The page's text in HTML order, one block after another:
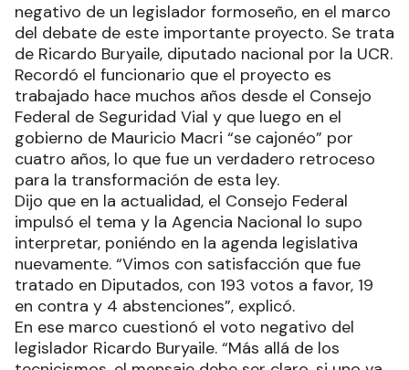
negativo de un legislador formoseño, en el marco
del debate de este importante proyecto. Se trata
de Ricardo Buryaile, diputado nacional por la UCR.
Recordó el funcionario que el proyecto es
trabajado hace muchos años desde el Consejo
Federal de Seguridad Vial y que luego en el
gobierno de Mauricio Macri “se cajonéo” por
cuatro años, lo que fue un verdadero retroceso
para la transformación de esta ley.
Dijo que en la actualidad, el Consejo Federal
impulsó el tema y la Agencia Nacional lo supo
interpretar, poniéndo en la agenda legislativa
nuevamente. “Vimos con satisfacción que fue
tratado en Diputados, con 193 votos a favor, 19
en contra y 4 abstenciones”, explicó.
En ese marco cuestionó el voto negativo del
legislador Ricardo Buryaile. “Más allá de los